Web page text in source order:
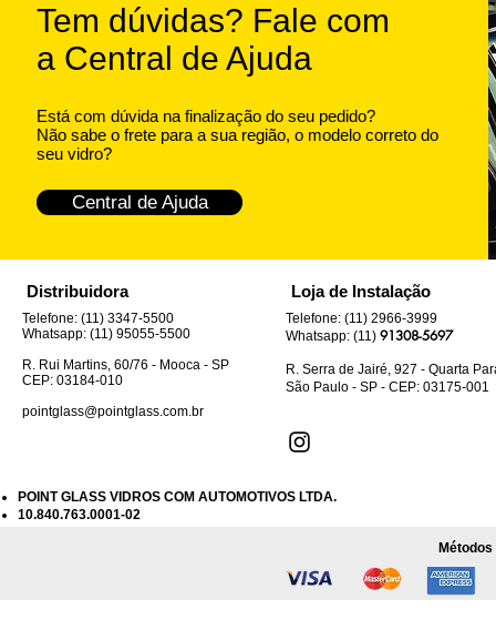
Tem dúvidas? Fale com
a Central de Ajuda
Está com dúvida na finalização do seu pedido?
Não sabe o frete para a sua região, o modelo correto do
seu vidro?
Central de Ajuda
Distribuidora
Telefone: (11) 3347-5500
Whatsapp: (11) 95055-5500
R. Rui Martins, 60/76 - Mooca - SP
CEP: 03184-010
pointglass@pointglass.com.br
Loja de Instalação
Telefone: (11) 2966-3999
Whatsapp: (11) 91308-5697
R. Serra de Jairé, 927 - Quarta
São Paulo - SP - CEP: 03175-001
POINT GLASS VIDROS COM AUTOMOTIVOS LTDA.
10.840.763.0001-02